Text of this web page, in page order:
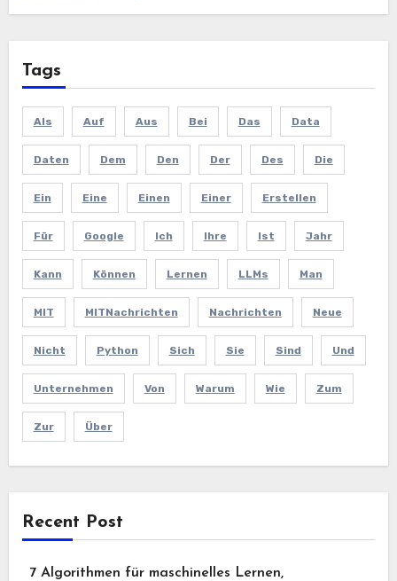
Tags
Als Auf Aus Bei Das Data
Daten Dem Den Der Des Die
Ein Eine Einen Einer Erstellen
Für Google Ich Ihre Ist Jahr
Kann Können Lernen LLMs Man
MIT MITNachrichten Nachrichten Neue
Nicht Python Sich Sie Sind Und
Unternehmen Von Warum Wie Zum
Zur Über
Recent Post
7 Algorithmen für maschinelles Lernen,